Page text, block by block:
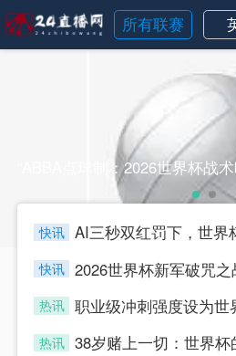
所有联赛
快讯
快讯
热讯 职业级冲刺强度设为世
热讯